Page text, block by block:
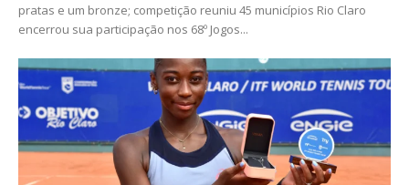
pratas e um bronze; competição reuniu 45 municípios Rio Claro
encerrou sua participação nos 68º Jogos...